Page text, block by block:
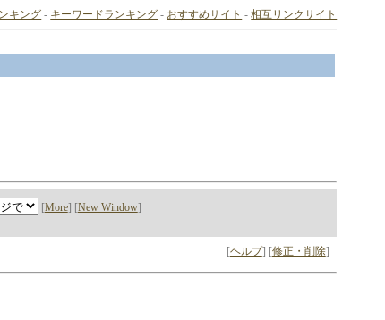
キング - キーワードランキング - おすすめサイト -相互リンクサイト
[More] [New Window]
[ヘルプ] [修正・削除]